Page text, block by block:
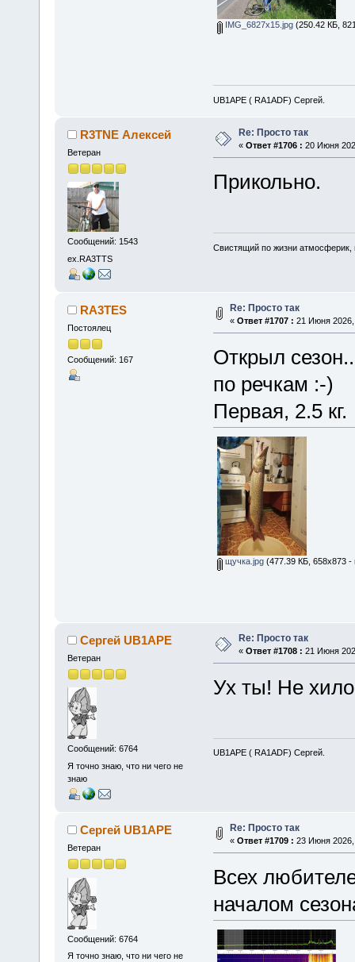
IMG_6827x15.jpg(250.42 КБ,
UB1APE ( RA1ADF) Сергей.
R3TNE Алексей
Ветеран
Сообщений: 1543
ex.RA3TTS
Re: Просто так
« Ответ #1706 : 20 Июня
Прикольно.
Свистящий по жизни
RA3TES
Постоялец
Сообщений: 167
Re: Просто так
« Ответ #1707 : 21 Июня 2026,
Открыл
по речкам :-)
Первая, 2.5 кг.
щучка.jpg(477.39 КБ, 658x873 -
Сергей UB1APE
Ветеран
Сообщений: 6764
Я точно знаю, что ни чего не
знаю
Re: Просто так
« Ответ #1708 : 21 Июня
Ух ты! Не хило
UB1APE ( RA1ADF) Сергей.
Сергей UB1APE
Ветеран
Сообщений: 6764
Я точно знаю, что ни чего не
Re: Просто так
« Ответ #1709 : 23 Июня 2026,
Всех
началом